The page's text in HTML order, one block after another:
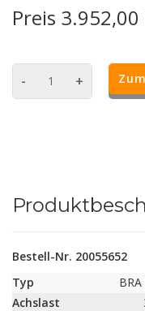
Preis 3.952,00
- +
Bestell-Nr. 20055652
Typ
Achslast